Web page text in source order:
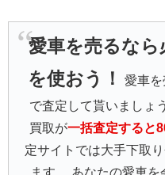
愛車を売るなら
を使おう！
愛車を
で査定して貰いましょ
買取が一括査定すると
定サイトでは大手下取
ます。 あなたの愛車